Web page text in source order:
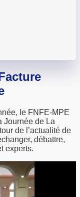
le FNFE-MPE
Journée de La
de l’actualité de
débattre,
experts.